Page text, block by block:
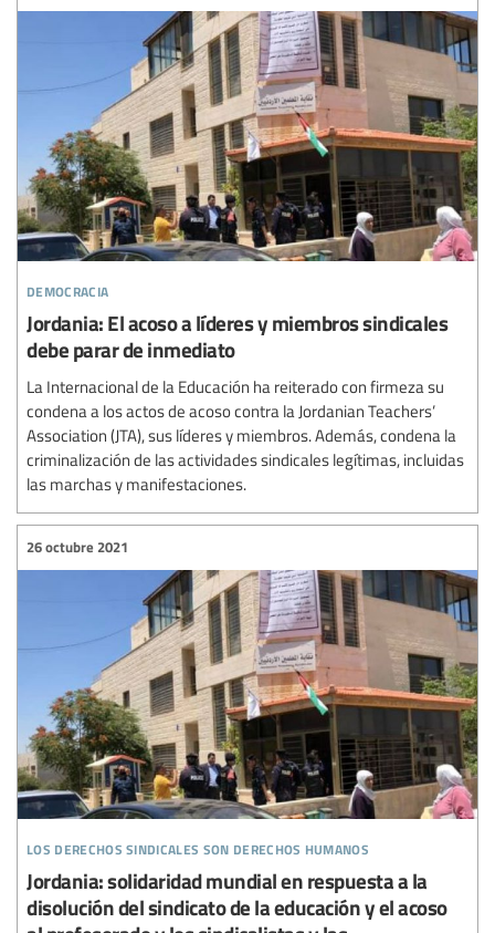
democracia
Jordania: El acoso a líderes y miembros sindicales
debe parar de inmediato
La Internacional de la Educación ha reiterado con firmeza su
condena a los actos de acoso contra la Jordanian Teachers’
Association (JTA), sus líderes y miembros. Además, condena la
criminalización de las actividades sindicales legítimas, incluidas
las marchas y manifestaciones.
los derechos sindicales son derechos humanos
26 octubre 2021
Jordania: solidaridad mundial en respuesta a la
disolución del sindicato de la educación y el acoso